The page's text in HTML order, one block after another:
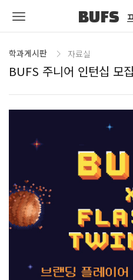
BUFS
학과게시판 자료실
BUFS 주니어 인턴십 모